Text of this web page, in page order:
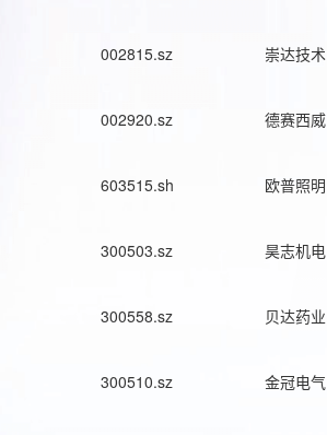
002815.sz 崇达技术
002920.sz 德赛西威
603515.sh 欧普照明
300503.sz 昊志机电
300558.sz 贝达药业
300510.sz 金冠电气